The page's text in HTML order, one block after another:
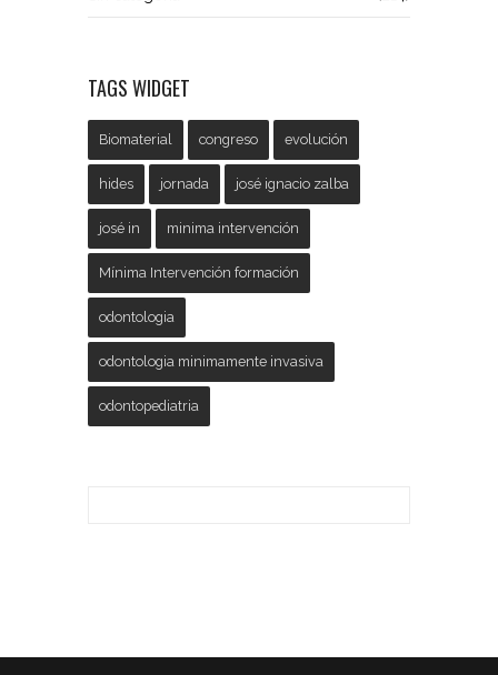
TAGS WIDGET
Biomaterial congreso evolución
hides jornada josé ignacio zalba
josé in minima intervención
Mínima Intervención formación
odontologia
odontologia minimamente invasiva
odontopediatria